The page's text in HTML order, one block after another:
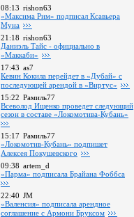
08:13 rishon63
«Максима Рим» подписал Ксавьера
Муна
21:18 rishon63
Даниэль Тайс - официально в
«Маккаби»
17:43 as7
Кевин Кокила перейдет в «Дубай» с
последующей арендой в «Виртус»
15:22 Рамиль77
Всеволод Ищенко проведет следующий
сезон в составе «Локомотива-Кубань»
15:17 Рамиль77
«Локомотив-Кубань» подпишет
Алексея Покушевского
09:38 artem_d
«Парма» подписала Брайана Фоббса
22:40 JM
«Валенсия» подписала арендное
соглашение с Армони Бруксом